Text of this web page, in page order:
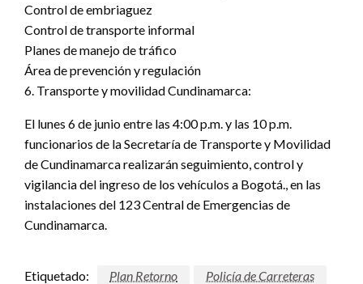
Control de embriaguez
Control de transporte informal
Planes de manejo de tráfico
Área de prevención y regulación
6. Transporte y movilidad Cundinamarca:
El lunes 6 de junio entre las 4:00 p.m. y las 10 p.m.
funcionarios de la Secretaría de Transporte y Movilidad
de Cundinamarca realizarán seguimiento, control y
vigilancia del ingreso de los vehículos a Bogotá., en las
instalaciones del 123 Central de Emergencias de
Cundinamarca.
Etiquetado: Plan Retorno
Policía de Carreteras